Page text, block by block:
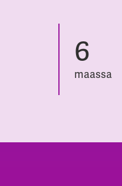
7
maassa